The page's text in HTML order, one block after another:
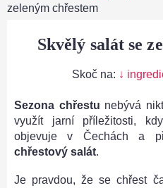
zeleným chřestem
Skvělý salát se
Skoč na: ↓
Sezona chřestu nebývá
využít jarní příležitosti,
objevuje v Čechách a
chřestový salát.
Je pravdou, že se chřest